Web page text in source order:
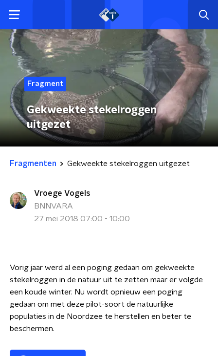
Fragment
Gekweekte stekelroggen
uitgezet
Fragmenten Gekweekte stekelroggen uitgezet
Vroege Vogels
BNNVARA
27 mei 2018 07:00 - 10:00
Vorig jaar werd al een poging gedaan om gekweekte
stekelroggen in de natuur uit te zetten maar er volgde
een koude winter. Nu wordt opnieuw een poging
gedaan om met deze pilot-soort de natuurlijke
populaties in de Noordzee te herstellen en beter te
beschermen.